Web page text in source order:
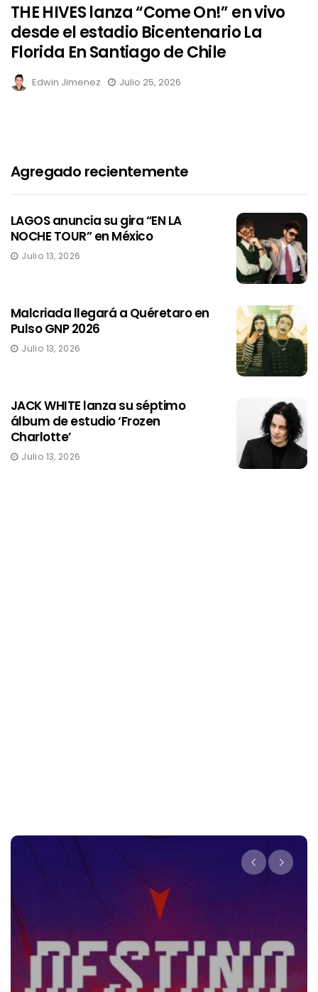
THE HIVES lanza “Come On!” en vivo
desde el estadio Bicentenario La
Florida En Santiago de Chile
Edwin Jimenez Julio 25, 2026
Agregado recientemente
LAGOS anuncia su gira “EN LA
NOCHE TOUR” en México
Julio 13, 2026
Malcriada llegará a Quéretaro en
Pulso GNP 2026
Julio 13, 2026
JACK WHITE lanza su séptimo
álbum de estudio ‘Frozen
Charlotte’
Julio 13, 2026